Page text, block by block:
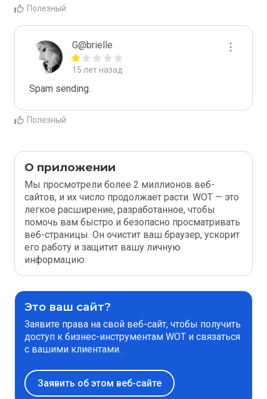
Полезный
G@brielle
15 лет назад
Spam sending.
Полезный
О приложении
Мы просмотрели более 2 миллионов веб-
сайтов, и их число продолжает расти. WOT — это
легкое расширение, разработанное, чтобы
помочь вам быстро и безопасно просматривать
веб-страницы. Он очистит ваш браузер, ускорит
его работу и защитит вашу личную
информацию.
Это ваш сайт?
Заявите права на свой веб-сайт, чтобы получить
доступ к бизнес-инструментам WOT и связаться
с вашими клиентами.
Заявить об этом веб-сайте